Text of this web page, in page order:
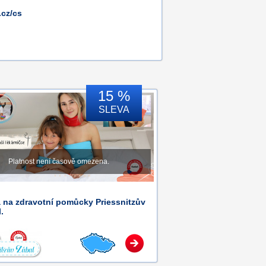
cs
15 %
SLEVA
Platnost není časově omezena.
na zdravotní pomůcky Priessnitzův